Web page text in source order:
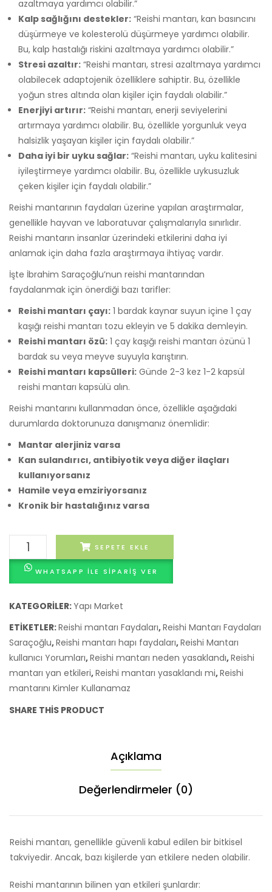
azaltmaya yardımcı olabilir.”
Kalp sağlığını destekler: “Reishi mantarı, kan basıncını
düşürmeye ve kolesterolü düşürmeye yardımcı olabilir.
Bu, kalp hastalığı riskini azaltmaya yardımcı olabilir.”
Stresi azaltır: “Reishi mantarı, stresi azaltmaya yardımcı
olabilecek adaptojenik özelliklere sahiptir. Bu, özellikle
yoğun stres altında olan kişiler için faydalı olabilir.”
Enerjiyi artırır: “Reishi mantarı, enerji seviyelerini
artırmaya yardımcı olabilir. Bu, özellikle yorgunluk veya
halsizlik yaşayan kişiler için faydalı olabilir.”
Daha iyi bir uyku sağlar: “Reishi mantarı, uyku kalitesini
iyileştirmeye yardımcı olabilir. Bu, özellikle uykusuzluk
çeken kişiler için faydalı olabilir.”
Reishi mantarının faydaları üzerine yapılan araştırmalar,
genellikle hayvan ve laboratuvar çalışmalarıyla sınırlıdır.
Reishi mantarın insanlar üzerindeki etkilerini daha iyi
anlamak için daha fazla araştırmaya ihtiyaç vardır.
İşte İbrahim Saraçoğlu’nun reishi mantarından
faydalanmak için önerdiği bazı tarifler:
Reishi mantarı çayı: 1 bardak kaynar suyun içine 1 çay
kaşığı reishi mantarı tozu ekleyin ve 5 dakika demleyin.
Reishi mantarı özü: 1 çay kaşığı reishi mantarı özünü 1
bardak su veya meyve suyuyla karıştırın.
Reishi mantarı kapsülleri: Günde 2-3 kez 1-2 kapsül
reishi mantarı kapsülü alın.
Reishi mantarını kullanmadan önce, özellikle aşağıdaki
durumlarda doktorunuza danışmanız önemlidir:
Mantar alerjiniz varsa
Kan sulandırıcı, antibiyotik veya diğer ilaçları
kullanıyorsanız
Hamile veya emziriyorsanız
Kronik bir hastalığınız varsa
Reishi
mantarı
Zararları
SEPETE EKLE
WHATSAPP ILE SIPARIŞ VER
KATEGORILER:Yapı Market
ETIKETLER:Reishi mantarı Faydaları,Reishi Mantarı Faydaları
Saraçoğlu,Reishi mantarı hapı faydaları,Reishi Mantarı
kullanıcı Yorumları,Reishi mantarı neden yasaklandı,Reishi
mantarı yan etkileri,Reishi mantarı yasaklandı mi,Reishi
mantarını Kimler Kullanamaz
SHARE THIS PRODUCT
Açıklama
Değerlendirmeler (0)
Reishi mantarı, genellikle güvenli kabul edilen bir bitkisel
takviyedir. Ancak, bazı kişilerde yan etkilere neden olabilir.
Reishi mantarının bilinen yan etkileri şunlardır: